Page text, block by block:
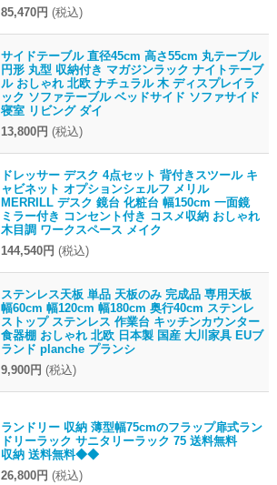
85,470円 (税込)
サイドテーブル 直径45cm 高さ55cm 丸テーブル
円形 丸型 収納付き マガジンラック ナイトテーブ
ル おしゃれ 北欧 ナチュラル 木 ディスプレイラ
ック ソファテーブル ベッドサイド ソファサイド
寝室 リビング ダイ
13,800円 (税込)
ドレッサー デスク 4点セット 背付きスツール キ
ャビネット オプションシェルフ メリル
MERRILL デスク 鏡台 化粧台 幅150cm 一面鏡
ミラー付き コンセント付き コスメ収納 おしゃれ
木目調 ワークスペース メイク
144,540円 (税込)
ステンレス天板 単品 天板のみ 完成品 専用天板
幅60cm 幅120cm 幅180cm 奥行40cm ステンレ
ストップ ステンレス 作業台 キッチンカウンター
食器棚 おしゃれ 北欧 日本製 国産 大川家具 EUブ
ランド planche プランシ
9,900円 (税込)
ランドリー 収納 薄型幅75cmのフラップ扉式ラン
ドリーラック サニタリーラック 75 送料無料
収納 送料無料◆◆
26,800円 (税込)